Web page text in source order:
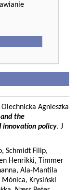
Agnieszka
the
innovation policy. J
Schmidt Filip,
Henrikki, Timmer
Ala-Mantila
Mònica, Krysiński